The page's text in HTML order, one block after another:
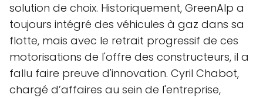
solution de choix. Historiquement, GreenAlp a
toujours intégré des véhicules à gaz dans sa
flotte, mais avec le retrait progressif de ces
motorisations de l'offre des constructeurs, il a
fallu faire preuve d'innovation. Cyril Chabot,
chargé d’affaires au sein de l'entreprise,